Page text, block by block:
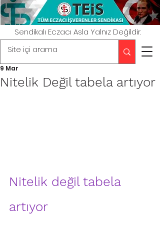
Sendikalı Eczacı Asla Yalnız Değildir.
Nitelik Değil tabela artıyor
9 Mar
Nitelik değil tabela
artıyor